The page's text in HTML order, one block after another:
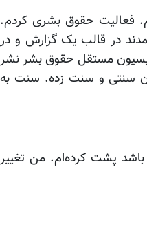
فعالیت حقوق بشری کردم.
در قالب یک گزارش و در
مستقل حقوق بشر نشر
سنتی و سنت زده. سنت به
پشت کرده‌ام. من تغییر